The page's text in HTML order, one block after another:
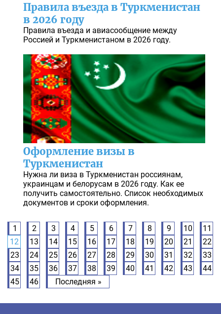
Правила въезда в Туркменистан
в 2026 году
Правила въезда и авиасообщение между
Россией и Туркменистаном в 2026 году.
Оформление визы в
Туркменистан
Нужна ли виза в Туркменистан россиянам,
украинцам и белорусам в 2026 году. Как ее
получить самостоятельно. Список необходимых
документов и сроки оформления.
1 2 3 4 5 6 7 8 9 10
11
12
13 14 15 16 17 18 19 20 21
22
23
24 25 26 27 28 29 30 31 32
33
34
35 36 37 38 39 40 41 42 43
44
45
46 Последняя »